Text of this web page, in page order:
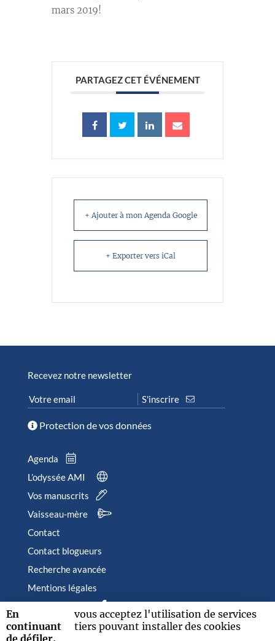
mars 2019!
PARTAGEZ CET ÉVÉNEMENT
+ Ajouter à mon Agenda Google
+ Exporter vers iCal
Recevez notre newsletter
Protection de vos données
Agenda
L’odyssée AMI
Vos manuscrits
Vaisseau-mère
Contact
Contact blogueurs
Recherche avancée
Mentions légales
En
continuant
de défiler,
vous acceptez l'utilisation de services
tiers pouvant installer des cookies